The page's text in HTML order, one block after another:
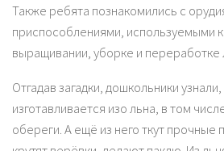
Также ребята познакомились с
приспособлениями, используемыми
выращивании, уборке и переработке
Отгадав загадки, дошкольники
изготавливается изо льна, в том
обереги. А ещё из него ткут прочные